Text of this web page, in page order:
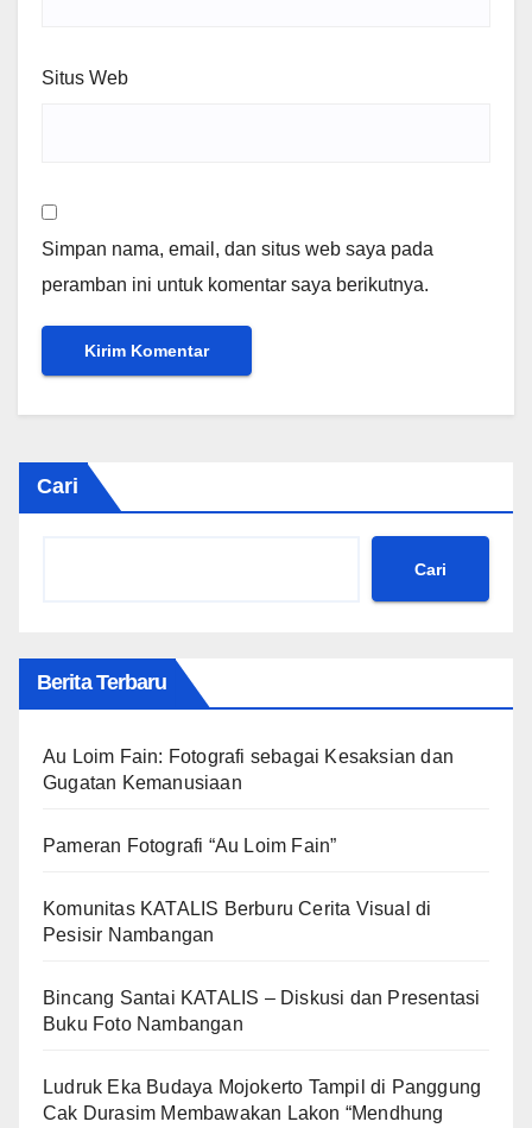
Situs Web
Simpan nama, email, dan situs web saya pada
peramban ini untuk komentar saya berikutnya.
Cari
Cari
Berita Terbaru
Au Loim Fain: Fotografi sebagai Kesaksian dan
Gugatan Kemanusiaan
Pameran Fotografi “Au Loim Fain”
Komunitas KATALIS Berburu Cerita Visual di
Pesisir Nambangan
Bincang Santai KATALIS – Diskusi dan Presentasi
Buku Foto Nambangan
Ludruk Eka Budaya Mojokerto Tampil di Panggung
Cak Durasim Membawakan Lakon “Mendhung